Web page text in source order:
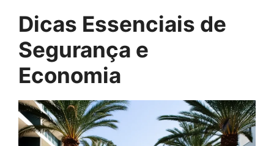
Dicas Essenciais de
Segurança e
Economia